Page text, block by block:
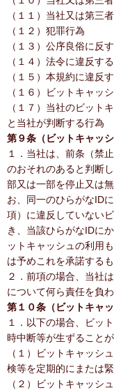
（１１）当社又は第三
（１２）犯罪行為
（１３）公序良俗に反
（１４）法令に違反す
（１５）本規約に違反
（１６）ビットキャッ
（１７）当社のビット
と当社が判断する行為
第９条（ビットキャッ
１．当社は、前条（禁
のおそれのあると判断
部又は一部を停止又は
お、同一のひらがなID
項）に違反していない
き、当該ひらがなIDに
ットキャッシュの利用
は予めこれを承諾するも
２．前項の場合、当社
について何ら責任を負
第１０条（ビットキャ
１．以下の場合、ビッ
時中断等が生ずることが
（１）ビットキャッシ
検等を定期的にまたは
（２）ビットキャッシ